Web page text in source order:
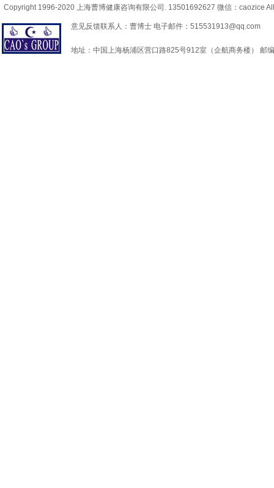
Copyright 1996-2020 上海曹博健康咨询有限公司. 13501692627 微信：caozice
意见反馈联系人：曹博士 电子邮件：515531913@qq.com
地址：中国上海杨浦区营口路825号912室（企航商务楼） 邮